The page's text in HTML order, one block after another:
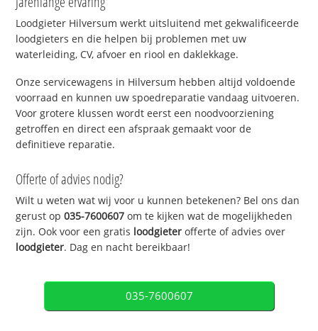
Loodgieter Hilversum werkt uitsluitend met gekwalificeerde
loodgieters en die helpen bij problemen met uw
waterleiding, CV, afvoer en riool en daklekkage.
Onze servicewagens in Hilversum hebben altijd voldoende
voorraad en kunnen uw spoedreparatie vandaag uitvoeren.
Voor grotere klussen wordt eerst een noodvoorziening
getroffen en direct een afspraak gemaakt voor de
definitieve reparatie.
Offerte of advies nodig?
Wilt u weten wat wij voor u kunnen betekenen? Bel ons dan
gerust op035-7600607 om te kijken wat de mogelijkheden
zijn. Ook voor een gratis loodgieter offerte of advies over
loodgieter. Dag en nacht bereikbaar!
035-7600607